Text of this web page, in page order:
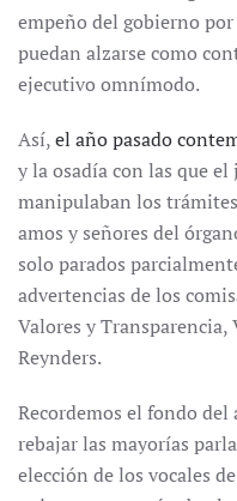
empeño del gobierno
puedan alzarse como
ejecutivo omnímodo.
Así,el año pasado
y la osadía con las que
manipulaban los
amos y señores del
solo parados
advertencias de los
Valores y Transparencia,
Reynders.
Recordemos el fondo
rebajar las mayorías
elección de los vocales